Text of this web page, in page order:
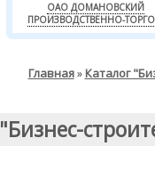
ОАО ДОМАНОВСКИЙ
ПРОИЗВОДСТВЕННО-
Главная» Каталог
"Бизнес-